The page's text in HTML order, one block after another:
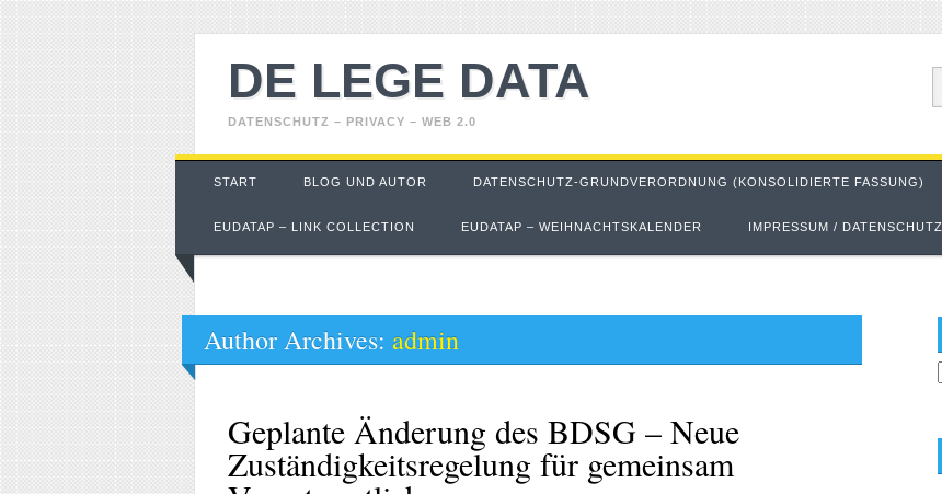
DE LEGE DATA
DATENSCHUTZ – PRIVACY – WEB 2.0
Main menu
Skip
START BLOG UND AUTOR DATENSCHUTZ-GRUNDVERORDNUNG (KONSOLIDIERTE FASSUNG)
EUDATAP – LINK COLLECTION EUDATAP – WEIHNACHTSKALENDER IMPRESSUM / DATENSCHUTZ
Author Archives: admin
Geplante Änderung des BDSG – Neue
Zuständigkeitsregelung für gemeinsam